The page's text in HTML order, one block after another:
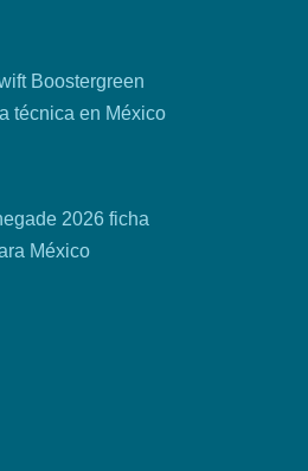
Boostergreen
técnica en México
2026 ficha
México